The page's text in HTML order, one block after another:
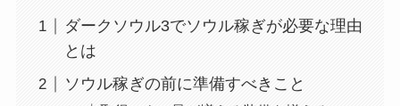
ダークソウル3でソウル稼ぎが必要な理由
とは
ソウル稼ぎの前に準備すべきこと